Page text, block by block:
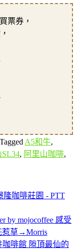
票券，
Tagged A5和牛,
SL34, 阿里山咖啡,
隆咖啡莊園 - PTT
by mojocoffee 感受
草→Morris
咖啡館 隙頂最仙的